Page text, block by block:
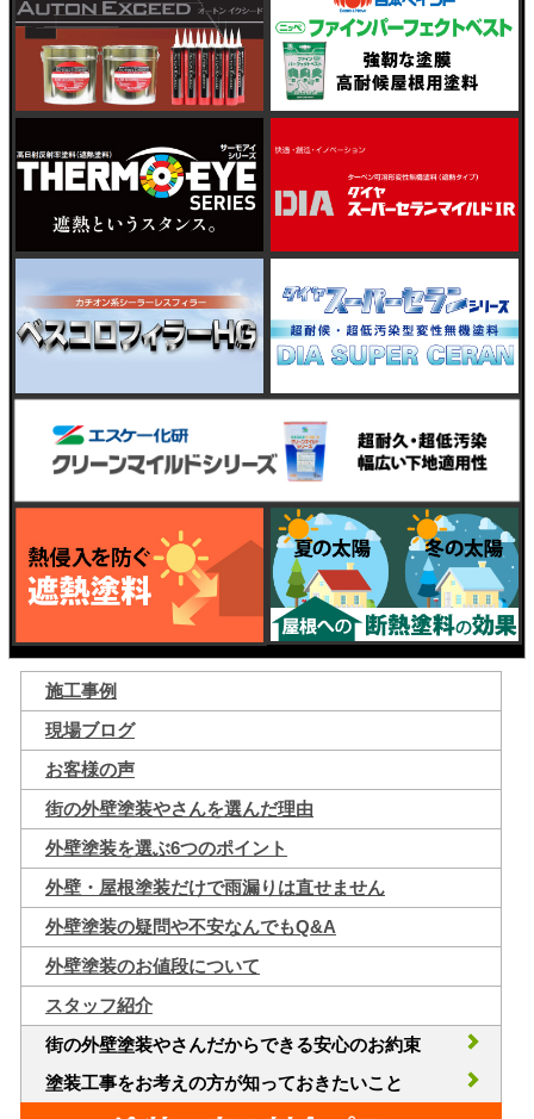
施工事例
現場ブログ
お客様の声
街の外壁塗装やさんを選んだ理由
外壁塗装を選ぶ6つのポイント
外壁・屋根塗装だけで雨漏りは直せません
外壁塗装の疑問や不安なんでもQ&A
外壁塗装のお値段について
スタッフ紹介
街の外壁塗装やさんだからできる安心のお約束
塗装工事をお考えの方が知っておきたいこと